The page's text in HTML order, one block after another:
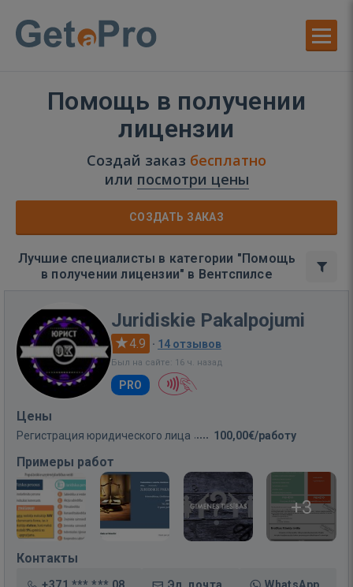
Помощь в получении
лицензии
Создай заказ бесплатно
или посмотри цены
СОЗДАТЬ ЗАКАЗ
Лучшие специалисты в категории "Помощь
в получении лицензии" в Вентспилсе
Juridiskie Pakalpojumi
4.9 · 14 отзывов
Был на сайте: 16 ч. назад
PRO
Цены
Регистрация юридического лица 100,00€/работу
Примеры работ
+3
Контакты